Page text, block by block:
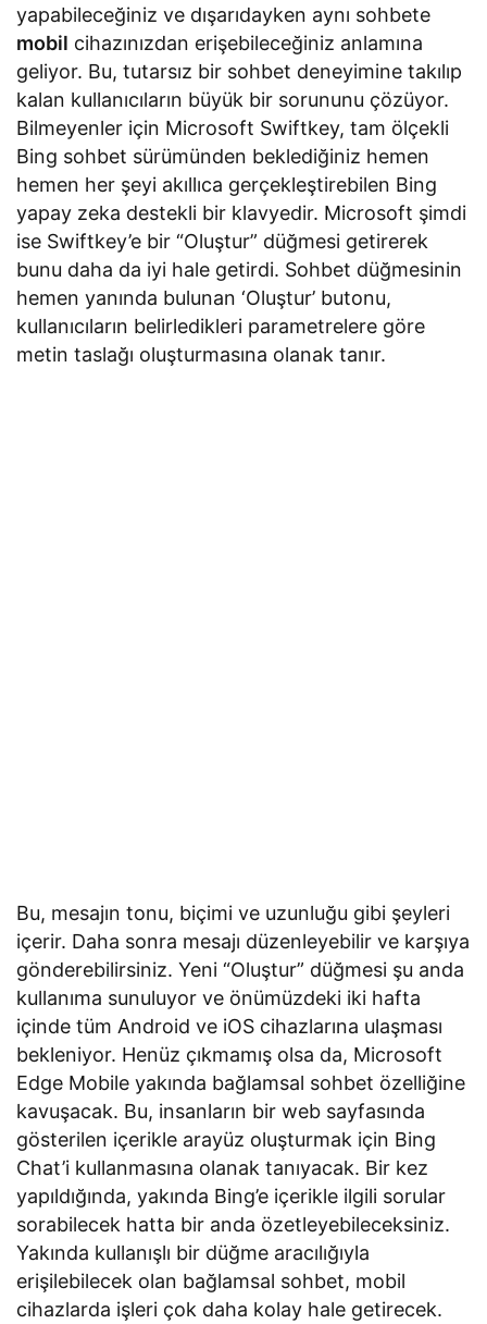
yapabileceğiniz ve dışarıdayken aynı sohbete
mobil cihazınızdan erişebileceğiniz anlamına
geliyor. Bu, tutarsız bir sohbet deneyimine takılıp
kalan kullanıcıların büyük bir sorununu çözüyor.
Bilmeyenler için Microsoft Swiftkey, tam ölçekli
Bing sohbet sürümünden beklediğiniz hemen
hemen her şeyi akıllıca gerçekleştirebilen Bing
yapay zeka destekli bir klavyedir. Microsoft şimdi
ise Swiftkey’e bir “Oluştur” düğmesi getirerek
bunu daha da iyi hale getirdi. Sohbet düğmesinin
hemen yanında bulunan ‘Oluştur’ butonu,
kullanıcıların belirledikleri parametrelere göre
metin taslağı oluşturmasına olanak tanır.
Bu, mesajın tonu, biçimi ve uzunluğu gibi şeyleri
içerir. Daha sonra mesajı düzenleyebilir ve karşıya
gönderebilirsiniz. Yeni “Oluştur” düğmesi şu anda
kullanıma sunuluyor ve önümüzdeki iki hafta
içinde tüm Android ve iOS cihazlarına ulaşması
bekleniyor. Henüz çıkmamış olsa da, Microsoft
Edge Mobile yakında bağlamsal sohbet özelliğine
kavuşacak. Bu, insanların bir web sayfasında
gösterilen içerikle arayüz oluşturmak için Bing
Chat’i kullanmasına olanak tanıyacak. Bir kez
yapıldığında, yakında Bing’e içerikle ilgili sorular
sorabilecek hatta bir anda özetleyebileceksiniz.
Yakında kullanışlı bir düğme aracılığıyla
erişilebilecek olan bağlamsal sohbet, mobil
cihazlarda işleri çok daha kolay hale getirecek.